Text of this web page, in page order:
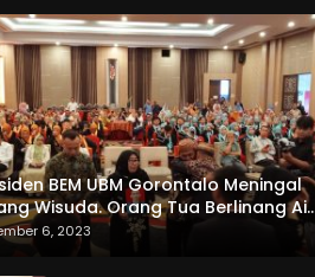
BEM UBM Gorontalo Meningal
Wisuda. Orang Tua Berlinang Air
Menerima SKL dan Pemasangan
6, 2023